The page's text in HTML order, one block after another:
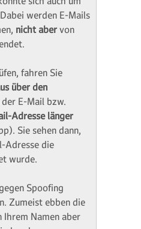
werden E-Mails
nicht aber von
fahren Sie
über den
der E-Mail bzw.
Adresse länger
Sie sehen dann,
Adresse die
wurde.
Spoofing
Zumeist ebben die
Ihrem Namen aber